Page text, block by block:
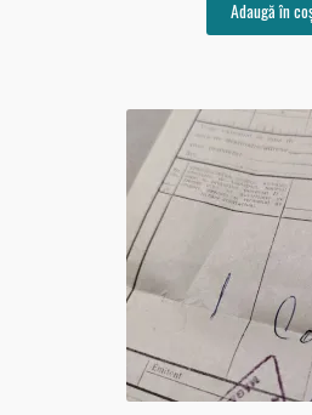
Adaugă în